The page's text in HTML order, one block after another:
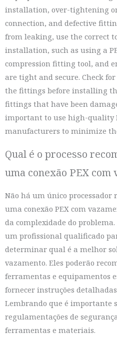
installation, over-tightening
connection, and defective
from leaking, use the correct
installation, such as using a
compression fitting tool, and
are tight and secure. Check
the fittings before installing
fittings that have been
important to use high-quality
manufacturers to minimize
Qual é o processo
uma conexão PEX com
Não há um único
uma conexão PEX com
da complexidade do
um profissional qualificado
determinar qual é a melhor
vazamento. Eles poderão
ferramentas e equipamentos
fornecer instruções
Lembrando que é importante
regulamentações de
ferramentas e materiais.